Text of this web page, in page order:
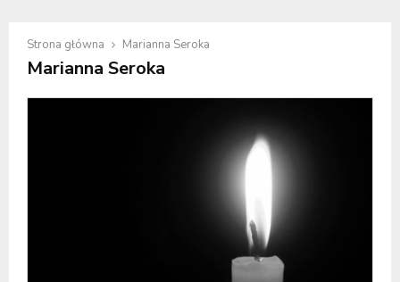
Strona główna Marianna Seroka
Marianna Seroka